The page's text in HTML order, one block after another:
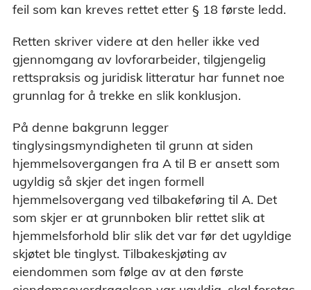
feil som kan kreves rettet etter § 18 første ledd.
Retten skriver videre at den heller ikke ved
gjennomgang av lovforarbeider, tilgjengelig
rettspraksis og juridisk litteratur har funnet noe
grunnlag for å trekke en slik konklusjon.
På denne bakgrunn legger
tinglysingsmyndigheten til grunn at siden
hjemmelsovergangen fra A til B er ansett som
ugyldig så skjer det ingen formell
hjemmelsovergang ved tilbakeføring til A. Det
som skjer er at grunnboken blir rettet slik at
hjemmelsforhold blir slik det var før det ugyldige
skjøtet ble tinglyst. Tilbakeskjøting av
eiendommen som følge av at den første